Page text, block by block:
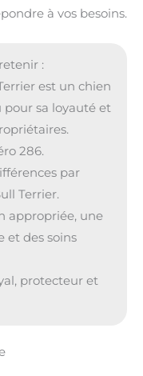
à vos besoins.
:
est un chien
pour sa loyauté et
286.
par
Terrier.
appropriée, une
et des soins
protecteur et